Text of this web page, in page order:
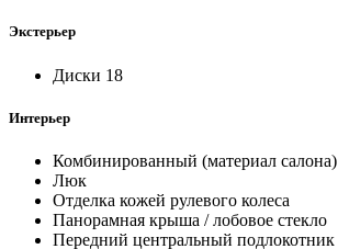
Экстерьер
Диски 18
Интерьер
Комбинированный (материал салона)
Люк
Отделка кожей рулевого колеса
Панорамная крыша / лобовое стекло
Передний центральный подлокотник